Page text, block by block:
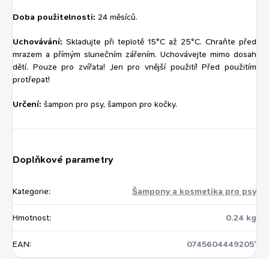
Doba použitelnosti: 24 měsíců.
Uchovávání: Skladujte při teplotě 15°C až 25°C. Chraňte před
mrazem a přímým slunečním zářením. Uchovávejte mimo dosah
dětí. Pouze pro zvířata! Jen pro vnější použití! Před použitím
protřepat!
Určení: šampon pro psy, šampon pro kočky.
Doplňkové parametry
Kategorie: Šampony a kosmetika pro psy
Hmotnost: 0.24 kg
EAN: 0745604449205'